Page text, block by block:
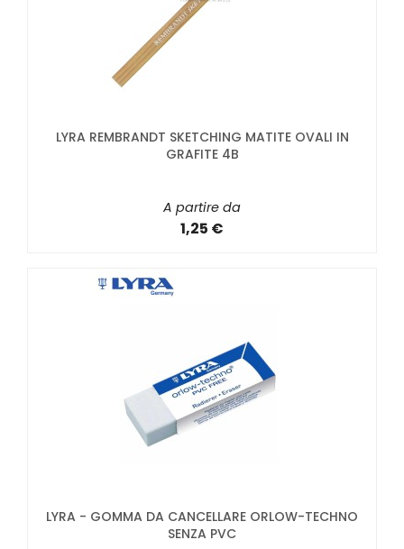
LYRA REMBRANDT SKETCHING MATITE OVALI IN
GRAFITE 4B
A partire da
1,25 €
LYRA - GOMMA DA CANCELLARE ORLOW-TECHNO
SENZA PVC